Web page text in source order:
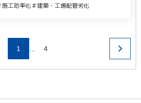
施工効率化＃建築・工場配管劣化
1 … 4